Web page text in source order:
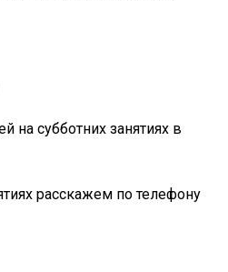
на субботних занятиях в
расскажем по телефону